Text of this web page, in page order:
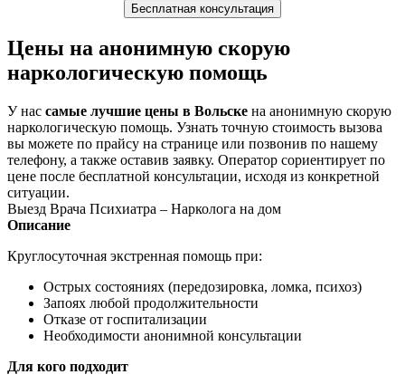
Бесплатная консультация
Цены на анонимную скорую
наркологическую помощь
У нас самые лучшие цены в Вольске на анонимную скорую
наркологическую помощь. Узнать точную стоимость вызова
вы можете по прайсу на странице или позвонив по нашему
телефону, а также оставив заявку. Оператор сориентирует по
цене после бесплатной консультации, исходя из конкретной
ситуации.
Выезд Врача Психиатра – Нарколога на дом
Описание
Круглосуточная экстренная помощь при:
Острых состояниях (передозировка, ломка, психоз)
Запоях любой продолжительности
Отказе от госпитализации
Необходимости анонимной консультации
Для кого подходит